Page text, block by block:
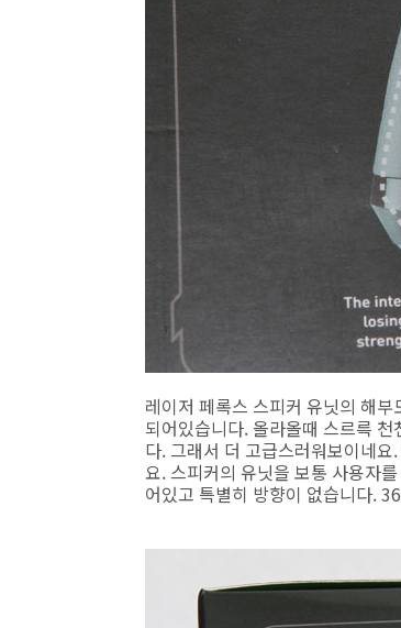
레이저 페록스 스피커 유닛의 해
되어있습니다. 올라올때 스르륵
다. 그래서 더 고급스러워보이네
요. 스피커의 유닛을 보통 사용자
어있고 특별히 방향이 없습니다.